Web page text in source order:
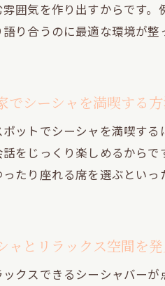
囲気を作り出すからです
り合うのに最適な環境が
でシーシャを満喫する
ットでシーシャを満喫す
をじっくり楽しめるから
たり座れる席を選ぶとい
ャとリラックス空間を
クスできるシーシャバー